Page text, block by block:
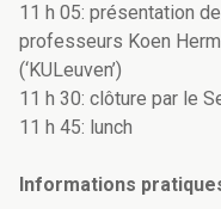
11 h 05: présentation
professeurs Koen
(‘KULeuven’)
11 h 30: clôture par le
11 h 45: lunch
Informations